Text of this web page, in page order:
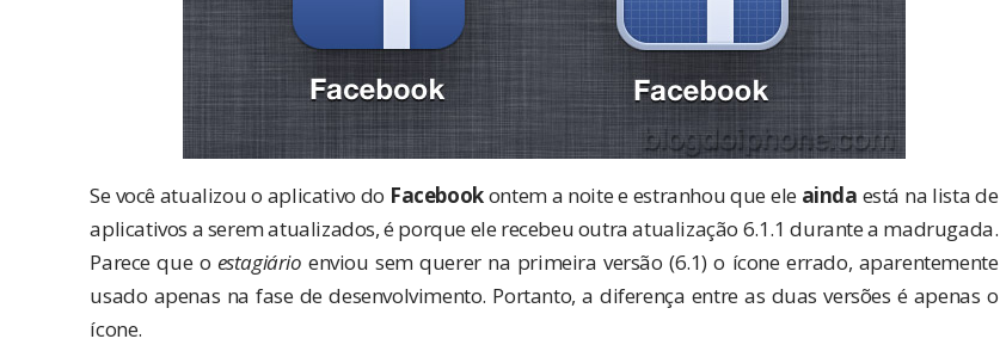
Se você atualizou o aplicativo do Facebookontem a noite e estranhou que ele ainda está na lista de
aplicativos a serem atualizados, é porque ele recebeu outra atualização 6.1.1 durante a madrugada.
Parece que o estagiário enviou sem querer na primeira versão (6.1) o ícone errado, aparentemente
usado apenas na fase de desenvolvimento. Portanto, a diferença entre as duas versões é apenas o
ícone.